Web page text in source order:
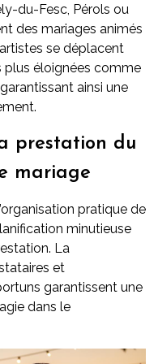
du-Fesc, Pérols ou
des mariages animés
se déplacent
plus éloignées comme
ainsi une
prestation du
mariage
pratique de
minutieuse
La
et
garantissent une
dans le